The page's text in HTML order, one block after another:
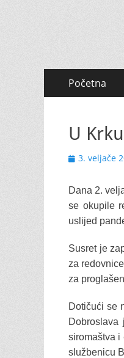
Primary
Menu
Početna
U
Posted
3. veljače
Dana 2.
se okupile
uslijed
Susret je
za
za
Dotičući se
siromaštva i
službenicu